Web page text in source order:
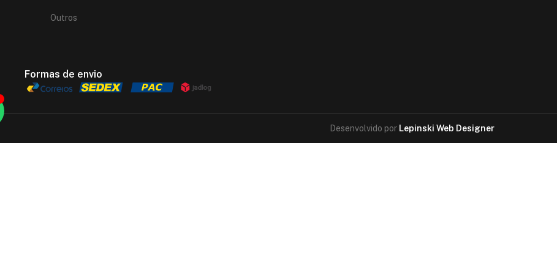
Outros
Formas de envio
Desenvolvido por Lepinski Web Designer